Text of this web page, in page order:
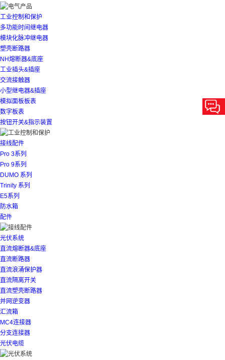
工业控制和保护
多功能时间继电器
模块化脉冲继电器
塑壳断路器
NH熔断器&底座
工业插头&插座
交流接触器
小型继电器&插座
模拟面板板表
数字板表
按钮开关&指示装置
接线配件
Pro 3系列
Pro 9系列
DUMO 系列
Trinity 系列
E5系列
防水箱
配件
光伏系统
直流熔断器&底座
直流断路器
直流浪涌保护器
直流隔离开关
直流塑壳断路器
并网逆变器
汇流箱
MC4连接器
分支连接器
光伏电缆